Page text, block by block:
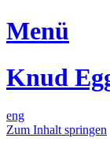
Menü
Knud
eng
Zum Inhalt springen